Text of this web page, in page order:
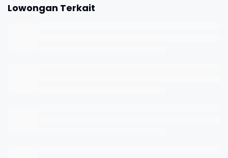
Lowongan Terkait